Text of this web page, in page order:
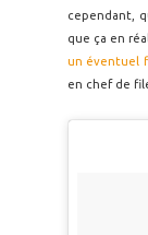
cependant,
que ça en
un éventuel
en chef de